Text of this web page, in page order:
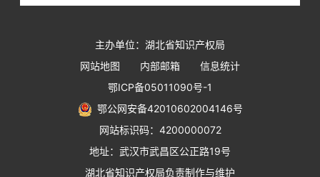
主办单位：湖北省知识产权局
网站地图
内部邮箱
信息统计
鄂ICP备05011090号-1
鄂公网安备42010602004146号
网站标识码：4200000072
地址：武汉市武昌区公正路19号
湖北省知识产权局负责制作与维护